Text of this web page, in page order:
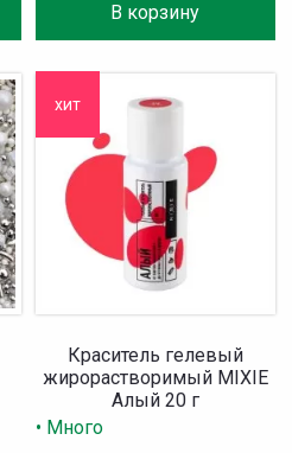
В корзину
хит
Краситель гелевый
жирорастворимый MIXIE
Алый 20 г
• Много